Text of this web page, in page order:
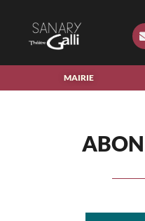
MAIRIE